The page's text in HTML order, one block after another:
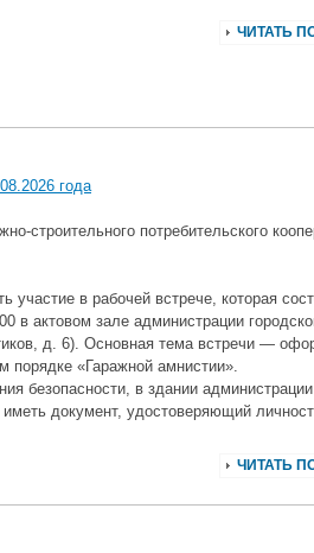
ЧИТАТЬ
года
строительного потребительского
участие в рабочей встрече, которая
в актовом зале администрации
д. 6). Основная тема встречи —
порядке «Гаражной амнистии».
безопасности, в здании
документ, удостоверяющий
ЧИТАТЬ